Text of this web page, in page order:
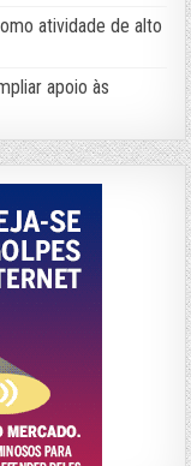
atividade de alto
apoio às